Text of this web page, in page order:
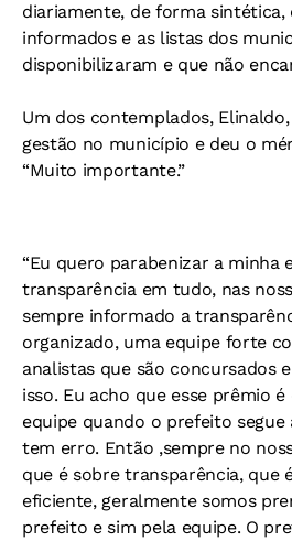
diariamente, de forma sintética,
informados e as listas dos
disponibilizaram e que não
Um dos contemplados,
gestão no município e deu o
“Muito importante.”
“Eu quero parabenizar a minha
transparência em tudo, nas
sempre informado a
organizado, uma equipe forte
analistas que são concursados
isso. Eu acho que esse prêmio
equipe quando o prefeito segue
tem erro. Então ,sempre no
que é sobre transparência, que
eficiente, geralmente somos
prefeito e sim pela equipe. O